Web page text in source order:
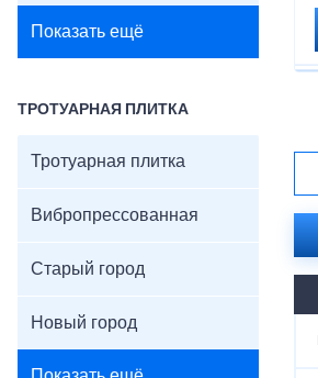
Показать ещё
ТРОТУАРНАЯ ПЛИТКА
Тротуарная плитка
Вибропрессованная
Старый город
Новый город